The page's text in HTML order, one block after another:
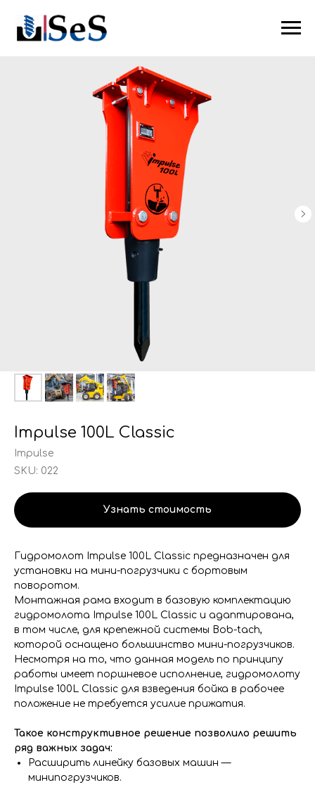
Impulse 100L Classic
Impulse
SKU: 022
Узнать стоимость
Гидромолот Impulse 100L Classic предназначен для
установки на мини-погрузчики с бортовым
поворотом.
Монтажная рама входит в базовую комплектацию
гидромолота Impulse 100L Classic и адаптирована,
в том числе, для крепежной системы Bob-tach,
которой оснащено большинство мини-погрузчиков.
Несмотря на то, что данная модель по принципу
работы имеет поршневое исполнение, гидромолоту
Impulse 100L Classic для взведения бойка в рабочее
положение не требуется усилие прижатия.
Такое конструктивное решение позволило решить
ряд важных задач:
Расширить линейку базовых машин —
минипогрузчиков.